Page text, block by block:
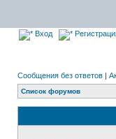
Вход
Сообщения без ответов |
Список форумов